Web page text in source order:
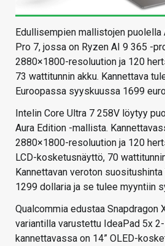
Edullisempien mallistojen puolella
Pro 7, jossa on Ryzen AI 9 365 -
2880×1800-resoluution ja 120
73 wattitunnin akku. Kannettava
Euroopassa syyskuussa 1699
Intelin Core Ultra 7 258V löytyy
Aura Edition -mallista.
2880×1800-resoluution ja 120
LCD-kosketusnäyttö, 70
Kannettavan veroton
1299 dollaria ja se tulee myyntiin
Qualcommia edustaa
variantilla varustettu IdeaPad 5x
kannettavassa on 14” OLED-